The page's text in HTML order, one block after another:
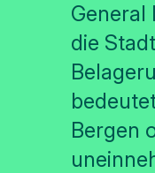
General
die
Bergen